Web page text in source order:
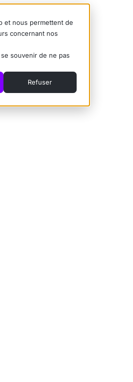
et nous permettent de
concernant nos
souvenir de ne pas
Refuser